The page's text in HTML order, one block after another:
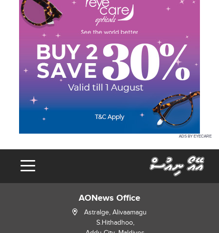
ADS BY EYECARE
AONews Office
Astralge, Alivaamagu
S.Hithadhoo,